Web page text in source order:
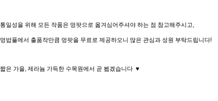
통일성을 위해 모든 작품은 멍팟으로 옮겨심어주셔야 하는 점 참고해주시고,
멍밥풀에서 출품작만큼 멍팟을 무료로 제공하오니 많은 관심과 성원 부탁드립니다!
짧은 가을, 제라늄 가득한 수목원에서 곧 뵙겠습니다 ♥